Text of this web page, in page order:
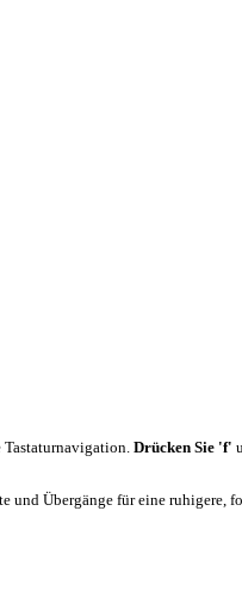
Drücken Sie 'f'
und Übergänge für eine ruhigere,